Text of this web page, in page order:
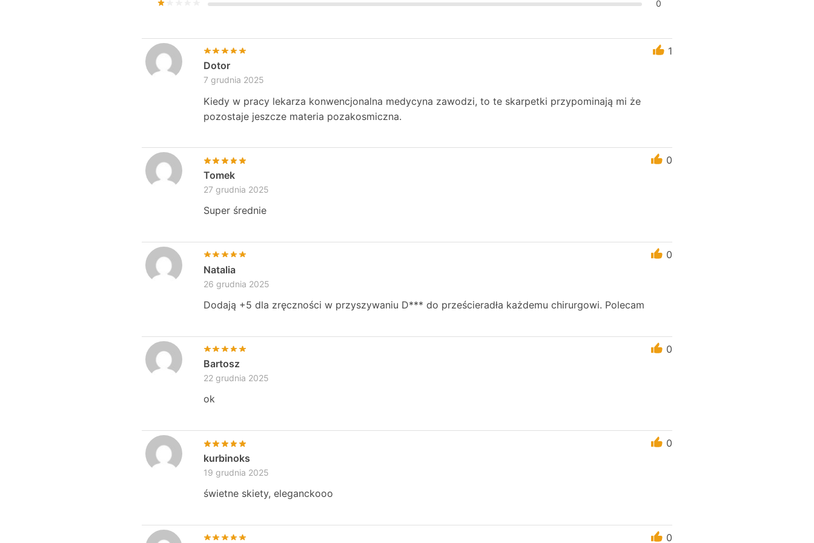
0
1
Dotor
7 grudnia 2025
Kiedy w pracy lekarza konwencjonalna medycyna zawodzi, to te skarpetki przypominają mi że
pozostaje jeszcze materia pozakosmiczna.
0
Tomek
27 grudnia 2025
Super średnie
0
Natalia
26 grudnia 2025
Dodają +5 dla zręczności w przyszywaniu D*** do prześcieradła każdemu chirurgowi. Polecam
0
Bartosz
22 grudnia 2025
ok
0
kurbinoks
19 grudnia 2025
świetne skiety, eleganckooo
0